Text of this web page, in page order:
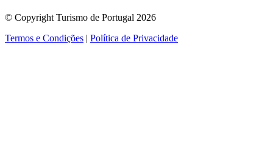
© Copyright Turismo de Portugal 2026
Termos e Condições | Política de Privacidade